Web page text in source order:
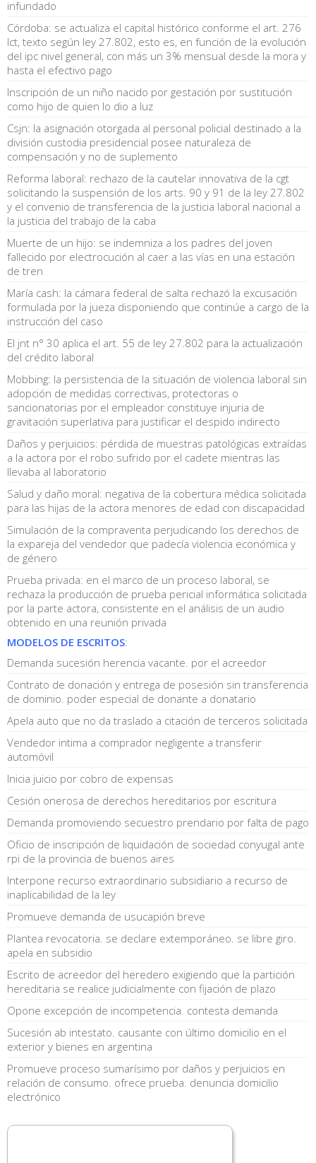
infundado
Córdoba: se actualiza el capital histórico conforme el art. 276
lct, texto según ley 27.802, esto es, en función de la evolución
del ipc nivel general, con más un 3% mensual desde la mora y
hasta el efectivo pago
Inscripción de un niño nacido por gestación por sustitución
como hijo de quien lo dio a luz
Csjn: la asignación otorgada al personal policial destinado a la
división custodia presidencial posee naturaleza de
compensación y no de suplemento
Reforma laboral: rechazo de la cautelar innovativa de la cgt
solicitando la suspensión de los arts. 90 y 91 de la ley 27.802
y el convenio de transferencia de la justicia laboral nacional a
la justicia del trabajo de la caba
Muerte de un hijo: se indemniza a los padres del joven
fallecido por electrocución al caer a las vías en una estación
de tren
María cash: la cámara federal de salta rechazó la excusación
formulada por la jueza disponiendo que continúe a cargo de la
instrucción del caso
El jnt n° 30 aplica el art. 55 de ley 27.802 para la actualización
del crédito laboral
Mobbing: la persistencia de la situación de violencia laboral sin
adopción de medidas correctivas, protectoras o
sancionatorias por el empleador constituye injuria de
gravitación superlativa para justificar el despido indirecto
Daños y perjuicios: pérdida de muestras patológicas extraídas
a la actora por el robo sufrido por el cadete mientras las
llevaba al laboratorio
Salud y daño moral: negativa de la cobertura médica solicitada
para las hijas de la actora menores de edad con discapacidad
Simulación de la compraventa perjudicando los derechos de
la expareja del vendedor que padecía violencia económica y
de género
Prueba privada: en el marco de un proceso laboral, se
rechaza la producción de prueba pericial informática solicitada
por la parte actora, consistente en el análisis de un audio
obtenido en una reunión privada
MODELOS DE ESCRITOS:
Demanda sucesión herencia vacante. por el acreedor
Contrato de donación y entrega de posesión sin transferencia
de dominio. poder especial de donante a donatario
Apela auto que no da traslado a citación de terceros solicitada
Vendedor intima a comprador negligente a transferir
automóvil
Inicia juicio por cobro de expensas
Cesión onerosa de derechos hereditarios por escritura
Demanda promoviendo secuestro prendario por falta de pago
Oficio de inscripción de liquidación de sociedad conyugal ante
rpi de la provincia de buenos aires
Interpone recurso extraordinario subsidiario a recurso de
inaplicabilidad de la ley
Promueve demanda de usucapión breve
Plantea revocatoria. se declare extemporáneo. se libre giro.
apela en subsidio
Escrito de acreedor del heredero exigiendo que la partición
hereditaria se realice judicialmente con fijación de plazo
Opone excepción de incompetencia. contesta demanda
Sucesión ab intestato. causante con último domicilio en el
exterior y bienes en argentina
Promueve proceso sumarísimo por daños y perjuicios en
relación de consumo. ofrece prueba. denuncia domicilio
electrónico